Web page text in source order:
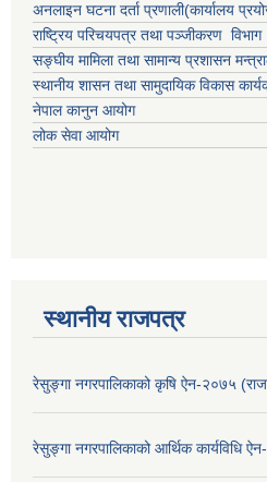
अनलाइन घटना दर्ता प्रणाली(कार्यालय
राष्ट्रिय परिचयपत्र तथा पञ्जीकरण विभाग
सङ्घीय मामिला तथा सामान्य प्रशासन
स्थानीय शासन तथा सामुदायिक विकास
नेपाल कानुन आयोग
लोक सेवा आयोग
स्थानीय राजपत्र
रेसुङ्गा नगरपालिकाको कृषि ऐन-२०७५
रेसुङ्गा नगरपालिकाको आर्थिक कार्यविधि